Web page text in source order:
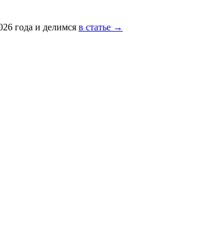
года и делимся в статье →